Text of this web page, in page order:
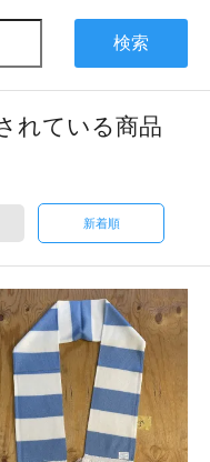
検索
れている商品
新着順